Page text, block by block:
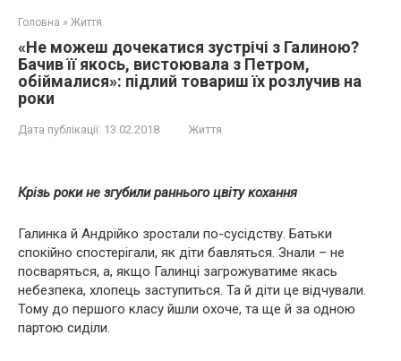
Головна » Життя
«Не можеш дочекатися зустрічі з Галиною?
Бачив її якось, вистоювала з Петром,
обіймалися»: пiдлий товариш їх розлyчив на
роки
Дата публікації: 13.02.2018 Життя
Крізь роки не згубили раннього цвіту кохання
Галинка й Андрійко зростали по-сусідству. Батьки
спокійно спостерігали, як діти бавляться. Знали – не
посваряться, а, якщо Галинці загрожуватиме якась
нeбeзпека, хлопець заступиться. Та й діти це відчували.
Тому до першого класу йшли охоче, та ще й за одною
партою сиділи.